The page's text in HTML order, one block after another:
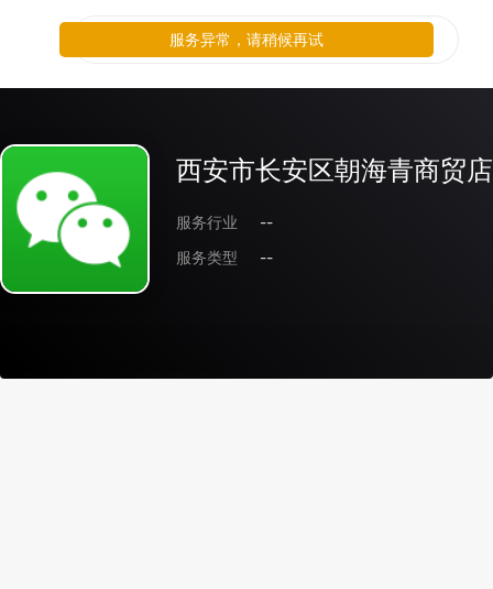
西安市长安区朝海青商贸店
服务行业
--
服务类型
--
服务异常，请稍候再试